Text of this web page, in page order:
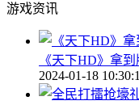
游戏资讯
《天下HD》拿
2024-01-18